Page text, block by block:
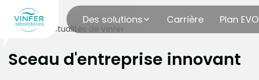
Des solutions Carrière Plan EVO
bloguer Actualités de Vinfer
Sceau d'entreprise innovant